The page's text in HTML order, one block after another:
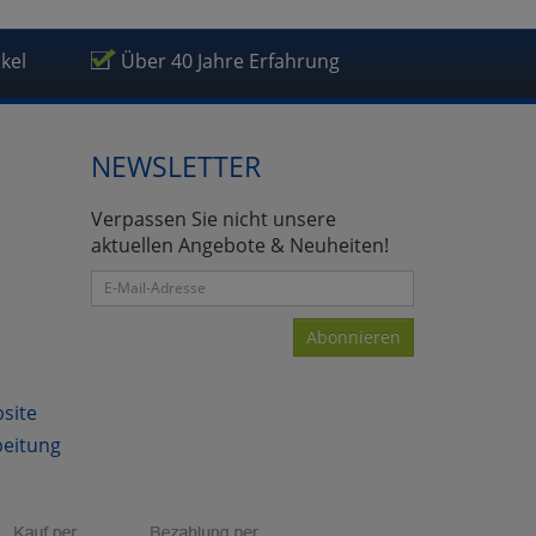
Über 40 Jahre Erfahrung
NEWSLETTER
Verpassen Sie nicht unsere
aktuellen Angebote & Neuheiten!
Abonnieren